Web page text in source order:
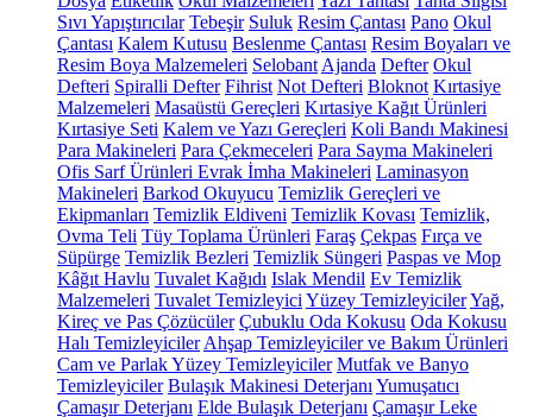
Sıvı Yapıştırıcılar Tebeşir Suluk Resim Çantası Pano Okul
Çantası Kalem Kutusu Beslenme Çantası Resim Boyaları ve
Resim Boya Malzemeleri Selobant Ajanda Defter Okul
Defteri Spiralli Defter Fihrist Not Defteri Bloknot Kırtasiye
Malzemeleri Masaüstü Gereçleri Kırtasiye Kağıt Ürünleri
Kırtasiye Seti Kalem ve Yazı Gereçleri Koli Bandı Makinesi
Para Makineleri Para Çekmeceleri Para Sayma Makineleri
Ofis Sarf Ürünleri Evrak İmha Makineleri Laminasyon
Makineleri Barkod Okuyucu Temizlik Gereçleri ve
Ekipmanları Temizlik Eldiveni Temizlik Kovası Temizlik,
Ovma Teli Tüy Toplama Ürünleri Faraş Çekpas Fırça ve
Süpürge Temizlik Bezleri Temizlik Süngeri Paspas ve Mop
Kâğıt Havlu Tuvalet Kağıdı Islak Mendil Ev Temizlik
Malzemeleri Tuvalet Temizleyici Yüzey TemizleyicilerYağ,
Kireç ve Pas Çözücüler Çubuklu Oda Kokusu Oda Kokusu
Halı Temizleyiciler Ahşap Temizleyiciler ve Bakım Ürünleri
Cam ve Parlak Yüzey Temizleyiciler Mutfak ve Banyo
Temizleyiciler Bulaşık Makinesi Deterjanı Yumuşatıcı
Çamaşır Deterjanı Elde Bulaşık Deterjanı Çamaşır Leke